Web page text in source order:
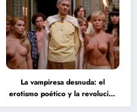
La vampiresa desnuda: el
erotismo poético y la revolución
psicodélica de Jean Rollin